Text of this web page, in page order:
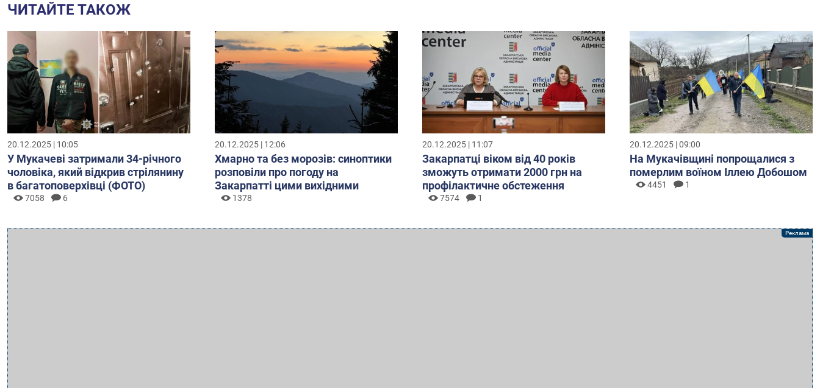
ЧИТАЙТЕ ТАКОЖ
20.12.2025 | 10:05
У Мукачеві затримали 34-річного
чоловіка, який відкрив стрілянину
в багатоповерхівці (ФОТО)
7058 6
20.12.2025 | 12:06
Хмарно та без морозів: синоптики
розповіли про погоду на
Закарпатті цими вихідними
1378
20.12.2025 | 11:07
Закарпатці віком від 40 років
зможуть отримати 2000 грн на
профілактичне обстеження
7574 1
20.12.2025 | 09:00
На Мукачівщині попрощалися з
померлим воїном Іллею Добошом
4451 1